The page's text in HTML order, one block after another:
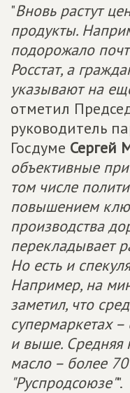
"Вновь растут
продукты.
подорожало
Росстат, а
указывают на
отметил
руководитель
Госдуме Сергей
объективные
том числе
повышением
производства
перекладывает
Но есть и
Например, на
заметил, что
супермаркетах
и выше. Средняя
масло – более
"Руспродсоюзе"".